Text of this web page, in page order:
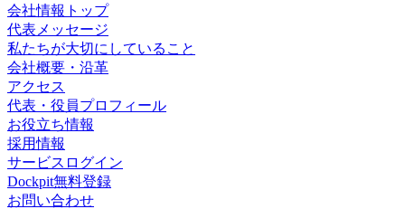
会社情報トップ
代表メッセージ
私たちが大切にしていること
会社概要・沿革
アクセス
代表・役員プロフィール
お役立ち情報
採用情報
サービスログイン
Dockpit無料登録
お問い合わせ